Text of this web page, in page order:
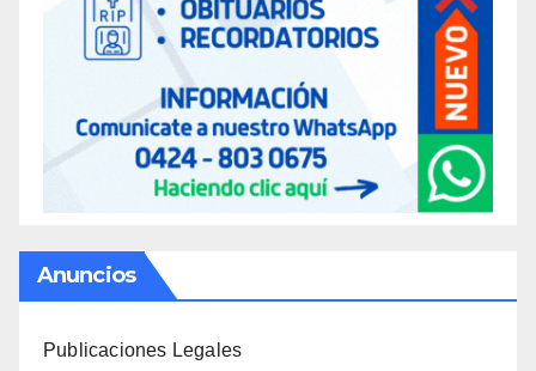
Anuncios
Publicaciones Legales